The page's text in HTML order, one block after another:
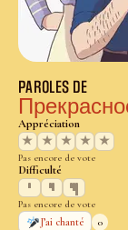
PAROLES DE
Appréciation
★
★ ★ ★ ★
Pas encore de vote
Difficulté
Pas encore de vote
J’ai chanté
0